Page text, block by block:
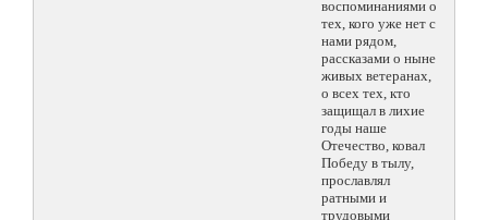
воспоминаниями о
тех, кого уже нет с
нами рядом,
рассказами о ныне
живых ветеранах,
о всех тех, кто
защищал в лихие
годы наше
Отечество, ковал
Победу в тылу,
прославлял
ратными и
трудовыми